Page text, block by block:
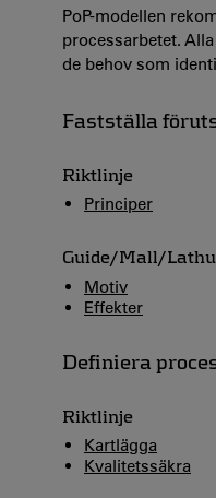
PoP-modellen
processarbetet.
de behov som
Fastställa
Riktlinje
Principer
Guide/Mall/
Motiv
Effekter
Definiera
Riktlinje
Kartlägga
Kvalitetssäkra